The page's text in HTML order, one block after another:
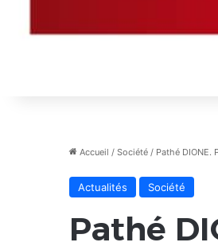
Accueil / Société / Pathé DIONE.
Actualités Société
Pathé